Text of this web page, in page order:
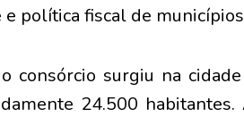
política fiscal de
consórcio surgiu na
24.500